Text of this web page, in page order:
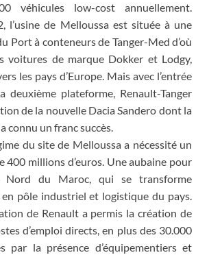
véhicules low-cost annuellement.
l’usine de Melloussa est située à une
Port à conteneurs de Tanger-Med d’où
voitures de marque Dokker et Lodgy,
les pays d’Europe. Mais avec l’entrée
deuxième plateforme, Renault-Tanger
de la nouvelle Dacia Sandero dont la
connu un franc succès.
du site de Melloussa a nécessité un
400 millions d’euros. Une aubaine pour
du Maroc, qui se transforme
pôle industriel et logistique du pays.
de Renault a permis la création de
d’emploi directs, en plus des 30.000
par la présence d’équipementiers et